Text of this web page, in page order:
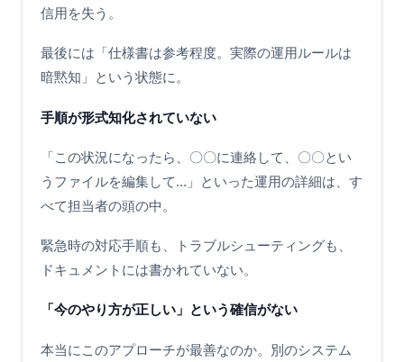
信用を失う。
最後には「仕様書は参考程度。実際の運用ルールは
暗黙知」という状態に。
手順が形式知化されていない
「この状況になったら、〇〇に連絡して、〇〇とい
うファイルを編集して...」といった運用の詳細は、す
べて担当者の頭の中。
緊急時の対応手順も、トラブルシューティングも、
ドキュメントには書かれていない。
「今のやり方が正しい」という確信がない
本当にこのアプローチが最善なのか。別のシステム